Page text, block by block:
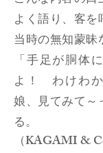
よく語り、客を
当時の無知蒙昧
「手足が胴体
よ！ わけわ
娘、見てみて
る。
（KAGAMI &